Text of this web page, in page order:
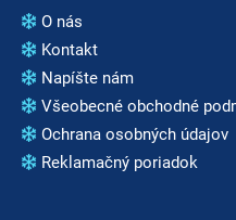
O nás
Kontakt
Napíšte nám
Všeobecné obchodné
Ochrana osobných údajov
Reklamačný poriadok